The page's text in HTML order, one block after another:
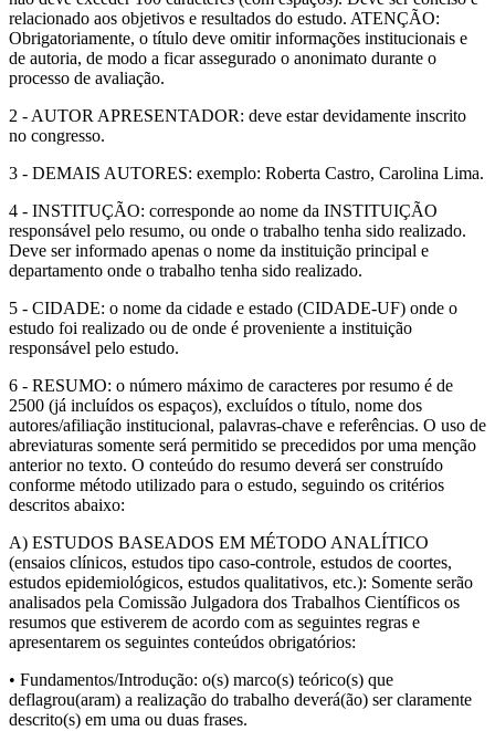
relacionado aos objetivos e resultados do estudo. ATENÇÃO:
Obrigatoriamente, o título deve omitir informações institucionais e
de autoria, de modo a ficar assegurado o anonimato durante o
processo de avaliação.
2 - AUTOR APRESENTADOR: deve estar devidamente inscrito
no congresso.
3 - DEMAIS AUTORES: exemplo: Roberta Castro, Carolina Lima.
4 - INSTITUÇÃO: corresponde ao nome da INSTITUIÇÃO
responsável pelo resumo, ou onde o trabalho tenha sido realizado.
Deve ser informado apenas o nome da instituição principal e
departamento onde o trabalho tenha sido realizado.
5 - CIDADE: o nome da cidade e estado (CIDADE-UF) onde o
estudo foi realizado ou de onde é proveniente a instituição
responsável pelo estudo.
6 - RESUMO: o número máximo de caracteres por resumo é de
2500 (já incluídos os espaços), excluídos o título, nome dos
autores/afiliação institucional, palavras-chave e referências. O uso de
abreviaturas somente será permitido se precedidos por uma menção
anterior no texto. O conteúdo do resumo deverá ser construído
conforme método utilizado para o estudo, seguindo os critérios
descritos abaixo:
A) ESTUDOS BASEADOS EM MÉTODO ANALÍTICO
(ensaios clínicos, estudos tipo caso-controle, estudos de coortes,
estudos epidemiológicos, estudos qualitativos, etc.): Somente serão
analisados pela Comissão Julgadora dos Trabalhos Científicos os
resumos que estiverem de acordo com as seguintes regras e
apresentarem os seguintes conteúdos obrigatórios:
• Fundamentos/Introdução: o(s) marco(s) teórico(s) que
deflagrou(aram) a realização do trabalho deverá(ão) ser claramente
descrito(s) em uma ou duas frases.